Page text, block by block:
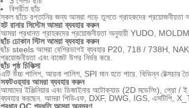
বিপরীত ছাঁচ
সকল ছাঁচে রপ্তানির জন্য আমরা গড়ে তুলতে গ্রাহকদের প্রয়োজনীয়তা
হট রানার সিস্টেম আমরা ব্যবহার করুন
আমরা প্রধানত গ্রাহকদের প্রয়োজনীয়তা অনুযায়ী YUDO,
ছাঁচ ঢোকান স্টিল আমরা ব্যবহার করুন
ছাঁচ steels আমরা বেশিরভাগই ব্যবহার P20, 718 / 738H,
প্রয়োজনীয়তা এবং বাজেট উপর নির্ভর করে.
ছাঁচ পৃষ্ঠ চিকিত্সা
এটি উচ্চ পালিশ, আয়না পালিশ, SPI মান হতে পারে. বিভিন্ন টেক্সচার
সফটওয়্যার আমরা ব্যবহার করুন
আমাদের ইঞ্জিনিয়ার এবং ডিজাইনার অটোক্যাড (2D মডেলিং),
ব্যবহার করছেন. আমরা পিডিএফ, DXF, DWG, IGS, এসটিপি,